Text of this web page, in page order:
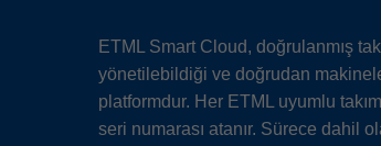
ETML Smart Cloud, doğrulanmış
yönetilebildiği ve doğrudan
platformdur. Her ETML uyumlu
seri numarası atanır. Sürece dahil